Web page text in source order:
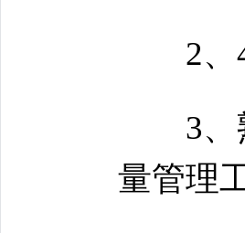
2、
3、熟
量管理